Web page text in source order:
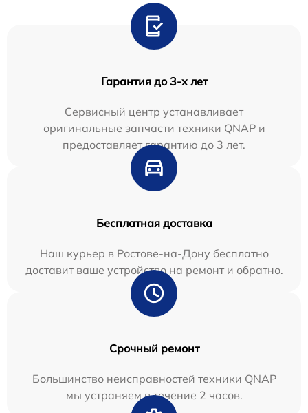
Гарантия до 3-х лет
Сервисный центр устанавливает
оригинальные запчасти техники QNAP и
предоставляет гарантию до 3 лет.
Бесплатная доставка
Наш курьер в Ростове-на-Дону бесплатно
доставит ваше устройство на ремонт и обратно.
Срочный ремонт
Большинство неисправностей техники QNAP
мы устраняем в течение 2 часов.